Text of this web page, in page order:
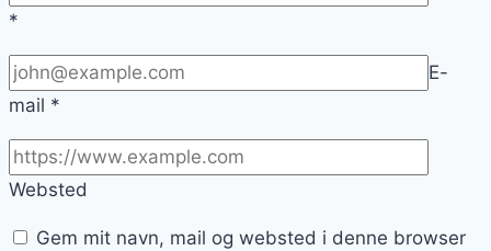
*
E-
mail *
Websted
Gem mit navn, mail og websted i denne browser